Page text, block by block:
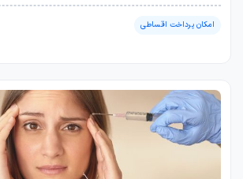
امکان پرداخت اقساطی